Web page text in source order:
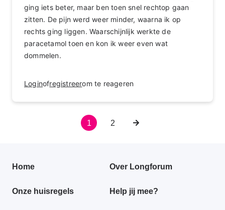
ging iets beter, maar ben toen snel rechtop gaan
zitten. De pijn werd weer minder, waarna ik op
rechts ging liggen. Waarschijnlijk werkte de
paracetamol toen en kon ik weer even wat
dommelen.
Loginofregistreerom te reageren
Huidige
1 Pagina
2
Volgende
Primair
menu
Home Over Longforum
Onze huisregels Help jij mee?